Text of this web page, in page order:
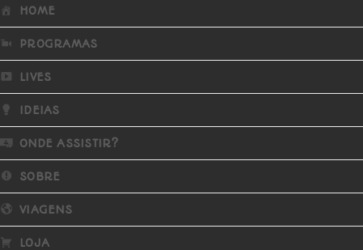
HOME
PROGRAMAS
LIVES
IDEIAS
ONDE ASSISTIR?
SOBRE
VIAGENS
LOJA